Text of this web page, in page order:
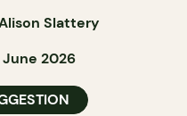
Slattery
2026